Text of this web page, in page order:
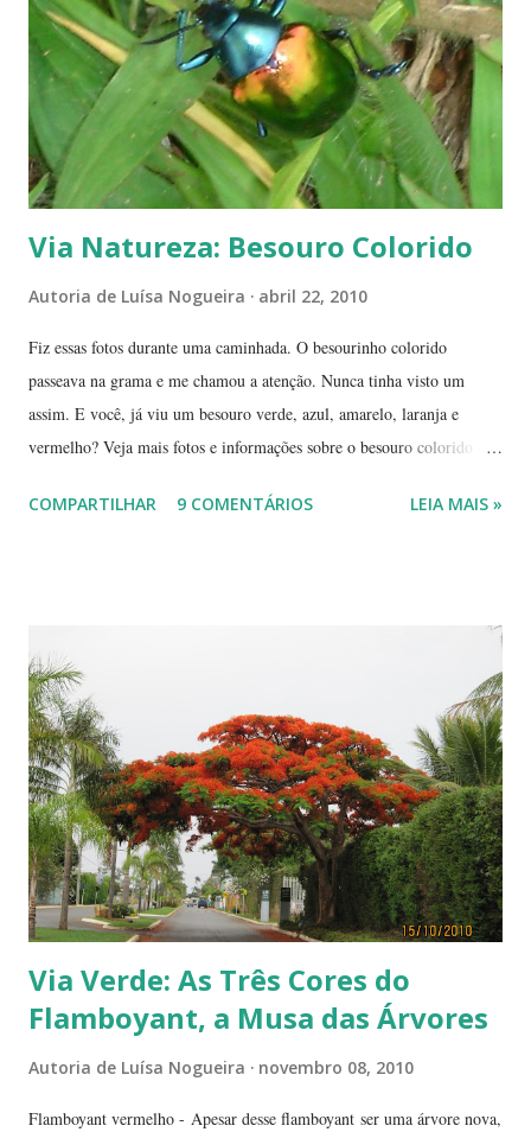
maio e setembro, período de estiagem. Um toco de cigarro ou algumas
brasas que ficaram de um pique-nique pode ser o começo de um
fogaréu. Há também os casos em que o fogo...
Via Natureza: Besouro Colorido
Autoria de Luísa Nogueira abril 22, 2010
Fiz essas fotos durante uma caminhada. O besourinho colorido
passeava na grama e me chamou a atenção. Nunca tinha visto um
assim. E você, já viu um besouro verde, azul, amarelo, laranja e
vermelho? Veja mais fotos e informações sobre o besouro colorido e a
Terra, aquele abraço! ------------ Dia da Terra - Veja aqui . -----------
COMPARTILHAR 9 COMENTÁRIOS LEIA MAIS »
Via Verde: As Três Cores do
Flamboyant, a Musa das Árvores
Autoria de Luísa Nogueira novembro 08, 2010
Flamboyant vermelho - Apesar desse flamboyant ser uma árvore nova,